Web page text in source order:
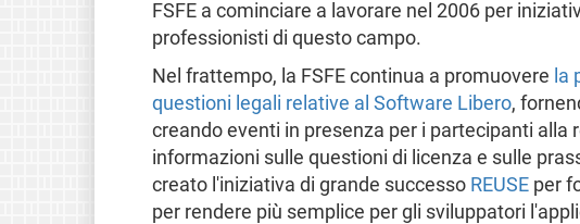
FSFE a cominciare a lavorare nel 2006 per
professionisti di questo campo.
Nel frattempo, la FSFE continua a promuovere la
questioni legali relative al Software Libero,
creando eventi in presenza per i partecipanti alla
informazioni sulle questioni di licenza e sulle
creato l'iniziativa di grande successo REUSEper
per rendere più semplice per gli sviluppatori